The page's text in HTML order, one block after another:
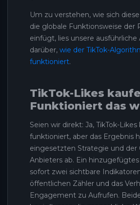
Um zu verstehen, wie sich
die globale Funktionsweise der
einfügt, lies unsere ausführliche
darüber, wie der TikTok-
funktioniert.
TikTok-Likes
Funktioniert das
Seien wir direkt: Ja, TikTok-Likes
funktioniert, aber das Ergebnis
eingesetzten Strategie und der
Anbieters ab. Ein
sofort zwei sichtbare
öffentlichen Zähler und das
Engagement zu Aufrufen.